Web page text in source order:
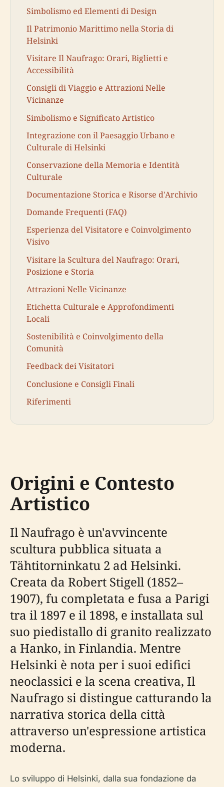
Simbolismo ed Elementi di Design
Il Patrimonio Marittimo nella Storia di
Helsinki
Visitare Il Naufrago: Orari, Biglietti e
Accessibilità
Consigli di Viaggio e Attrazioni Nelle
Vicinanze
Simbolismo e Significato Artistico
Integrazione con il Paesaggio Urbano e
Culturale di Helsinki
Conservazione della Memoria e Identità
Culturale
Documentazione Storica e Risorse d'Archivio
Domande Frequenti (FAQ)
Esperienza del Visitatore e Coinvolgimento
Visivo
Visitare la Scultura del Naufrago: Orari,
Posizione e Storia
Attrazioni Nelle Vicinanze
Etichetta Culturale e Approfondimenti
Locali
Sostenibilità e Coinvolgimento della
Comunità
Feedback dei Visitatori
Conclusione e Consigli Finali
Riferimenti
Origini e Contesto
Artistico
Il Naufrago è un'avvincente
scultura pubblica situata a
Tähtitorninkatu 2 ad Helsinki.
Creata da Robert Stigell (1852–
1907), fu completata e fusa a Parigi
tra il 1897 e il 1898, e installata sul
suo piedistallo di granito realizzato
a Hanko, in Finlandia. Mentre
Helsinki è nota per i suoi edifici
neoclassici e la scena creativa, Il
Naufrago si distingue catturando la
narrativa storica della città
attraverso un'espressione artistica
moderna.
Lo sviluppo di Helsinki, dalla sua fondazione da